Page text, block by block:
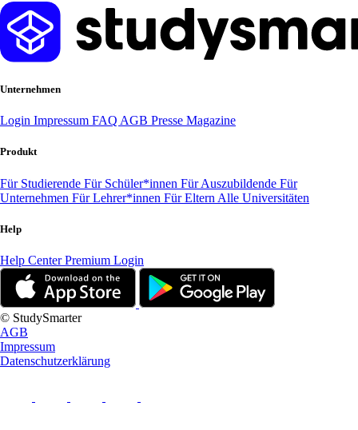
Unternehmen
Login Impressum FAQ AGB Presse Magazine
Produkt
Für Studierende Für Schüler*innen Für Auszubildende Für
Unternehmen Für Lehrer*innen Für Eltern Alle Universitäten
Help
Help CenterPremium Login
© StudySmarter
AGB
Impressum
Datenschutzerklärung